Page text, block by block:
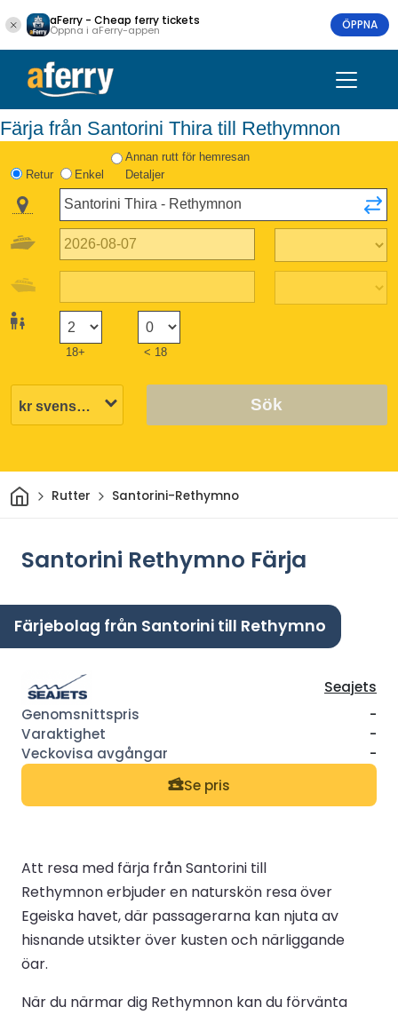
aFerry - Cheap ferry tickets
Öppna i aFerry-appen ÖPPNA
Färja från Santorini Thira till Rethymnon
Retur Enkel
Annan rutt för hemresan
Detaljer
18+ < 18
Sök
HemRutter Santorini-Rethymno
Santorini Rethymno Färja
Färjebolag från Santorini till Rethymno
Seajets
-
-
-
Se pris
Att resa med färja från Santorini till
Rethymnon erbjuder en naturskön resa över
Egeiska havet, där passagerarna kan njuta av
hisnande utsikter över kusten och närliggande
öar.
När du närmar dig Rethymnon kan du förvänta